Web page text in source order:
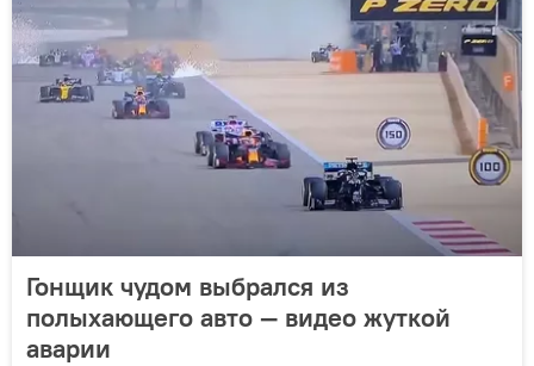
Гонщик чудом выбрался из
полыхающего авто — видео жуткой
аварии